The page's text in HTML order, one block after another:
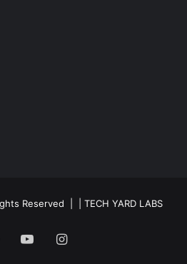
Reserved | | TECH YARD LABS
YouTubeInstagram